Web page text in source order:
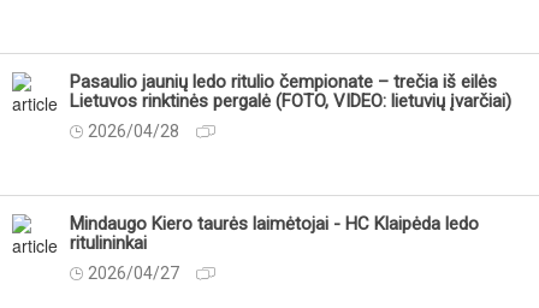
Pasaulio jaunių ledo ritulio čempionate – trečia iš eilės
Lietuvos rinktinės pergalė (FOTO, VIDEO: lietuvių įvarčiai)
2026/04/28
Mindaugo Kiero taurės laimėtojai - HC Klaipėda ledo
ritulininkai
2026/04/27